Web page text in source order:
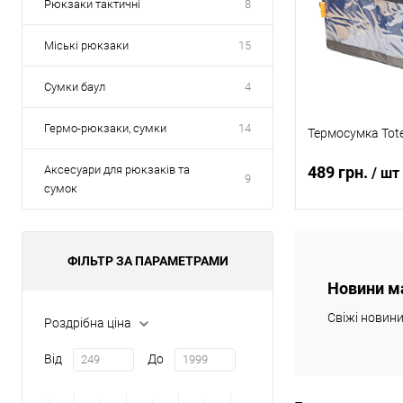
Рюкзаки тактичні 8
Міські рюкзаки 15
Сумки баул 4
Гермо-рюкзаки, сумки 14
Аксесуари для рюкзаків та
сумок
9
ФІЛЬТР ЗА ПАРАМЕТРАМИ
Роздрібна ціна
Від До
Термосумка
489 грн. / шт
Купити в 1
В обране
Новини
Свіжі